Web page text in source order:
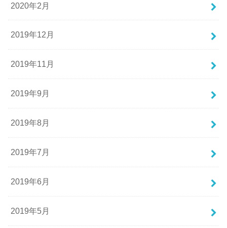
2020年2月
2019年12月
2019年11月
2019年9月
2019年8月
2019年7月
2019年6月
2019年5月